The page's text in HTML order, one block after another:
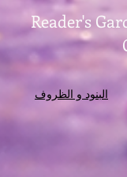
Reader's
البنود و الظروف